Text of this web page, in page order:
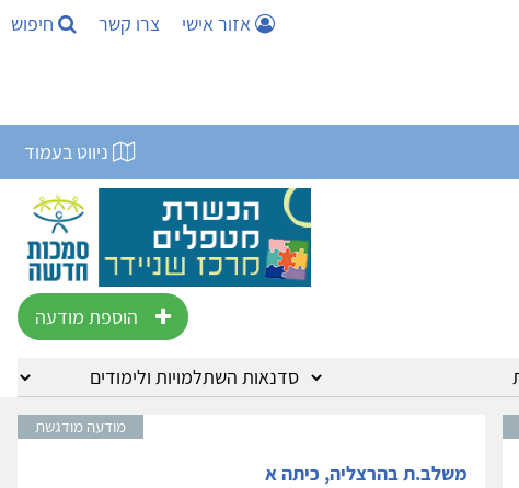
אזור אישי צרו קשר חיפוש
ניווט בעמוד
הוספת מודעה
מודעה מודגשת
משלב.ת בהרצליה, כיתה א